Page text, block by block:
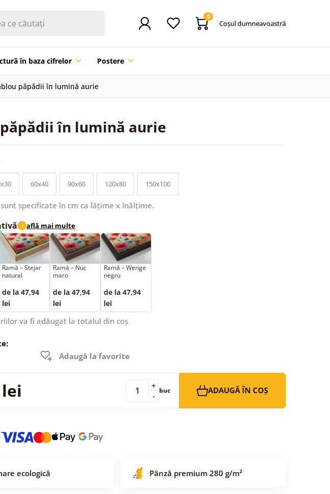
0
Coşul dumneavoastră
în baza cifrelor Postere
păpădii în lumină aurie
în lumină aurie
60x40 90x60 120x80 150x100
specificate în cm ca lățime x înălțime.
i află mai multe
Ramă – Stejar
natural
de la 47,94
lei
Ramă – Nuc
maro
de la 47,94
lei
Ramă – Wenge
negru
de la 47,94
lei
va fi adăugat la totalul din coș
Adaugă la favorite
-
+ buc ADAUGĂ ÎN COȘ
ecologică Pânză premium 280 g/m²